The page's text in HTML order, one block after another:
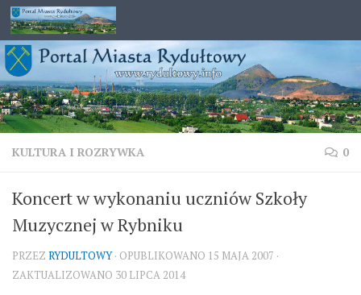
Przejdź do treści
KULTURA I ROZRYWKA 0
Koncert w wykonaniu uczniów Szkoły
Muzycznej w Rybniku
PRZEZ RYDULTOWY · OPUBLIKOWANO 15 MAJA 2007 ·
ZAKTUALIZOWANO 30 LIPCA 2014